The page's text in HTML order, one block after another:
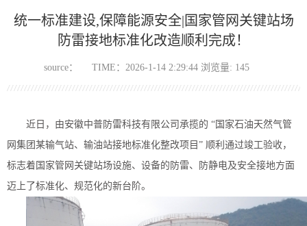
统一标准建设,保障能源安全|国家管网关键站场
防雷接地标准化改造顺利完成！
source： TIME：2026-1-14 2:29:44 浏览量: 145
近日，由安徽中普防雷科技有限公司承揽的 “国家石油天然气管
网集团某输气站、输油站接地标准化整改项目 ” 顺利通过竣工验收，
标志着国家管网关键站场设施、设备的防雷、防静电及安全接地方面
迈上了标准化、规范化的新台阶。